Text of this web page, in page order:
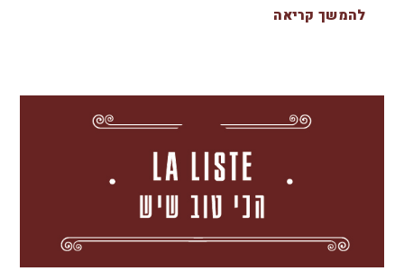
להמשך קריאה